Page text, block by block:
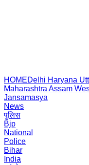
HOMEDelhi Haryana
Maharashtra Assam
Jansamasya
News
पुलिस
Bjp
National
Police
Bihar
India